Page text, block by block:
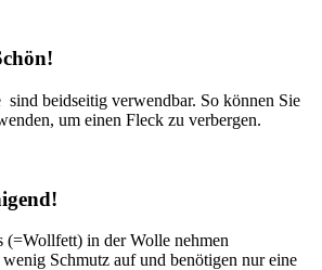
beidseitig verwendbar. So können Sie
um einen Fleck zu verbergen.
(=Wollfett) in der Wolle nehmen
Schmutz auf und benötigen nur eine